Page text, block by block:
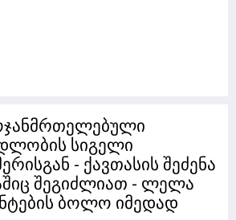
სიგელი
- ქავთასის შეძენა
შეგიძლიათ - ლელა
ბოლო იმედად